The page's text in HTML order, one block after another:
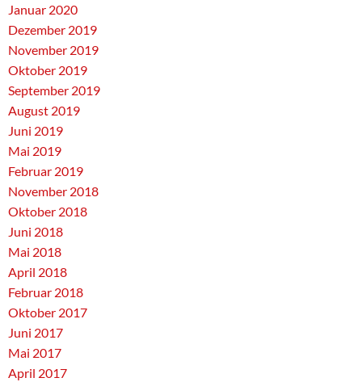
Januar 2020
Dezember 2019
November 2019
Oktober 2019
September 2019
August 2019
Juni 2019
Mai 2019
Februar 2019
November 2018
Oktober 2018
Juni 2018
Mai 2018
April 2018
Februar 2018
Oktober 2017
Juni 2017
Mai 2017
April 2017